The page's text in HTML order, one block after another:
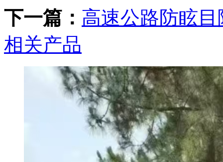
下一篇： 高速公路防眩目
相关产品